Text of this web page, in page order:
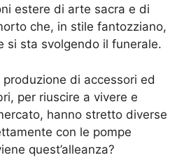
estere di arte sacra e di
che, in stile fantozziano,
si sta svolgendo il funerale.
di accessori ed
per riuscire a vivere e
hanno stretto diverse
con le pompe
quest’alleanza?